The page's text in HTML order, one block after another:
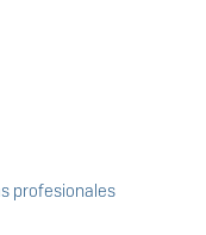
profesionales